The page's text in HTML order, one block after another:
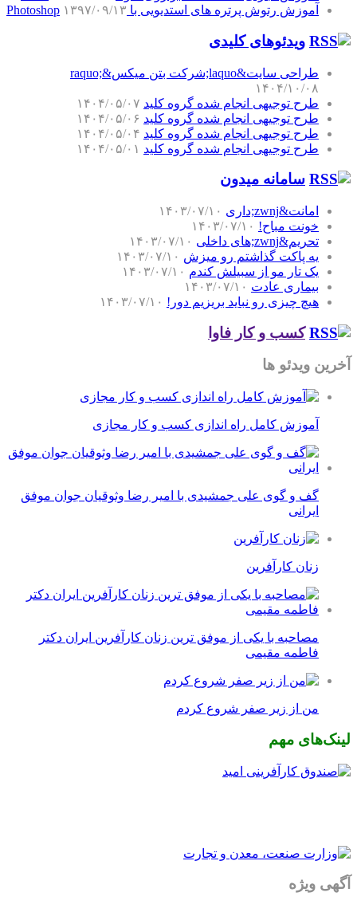
آموزش رتوش پرتره های استدیویی با Photoshop ۱۳۹۷/۰۹/۱۳
ویدئوهای کلیدی
طراحی سایت&laquo;شرکت بتن میکس&raquo;
۱۴۰۴/۱۰/۰۸
طرح توجیهی انجام شده گروه کلید ۱۴۰۴/۰۵/۰۷
طرح توجیهی انجام شده گروه کلید ۱۴۰۴/۰۵/۰۶
طرح توجیهی انجام شده گروه کلید ۱۴۰۴/۰۵/۰۴
طرح توجیهی انجام شده گروه کلید ۱۴۰۴/۰۵/۰۱
سامانه میدون
امانت&zwnj;داری
۱۴۰۳/۰۷/۱۰
خونت مباح! ۱۴۰۳/۰۷/۱۰
تحریم&zwnj;های داخلی
۱۴۰۳/۰۷/۱۰
یه پاکت گذاشتم رو میزش ۱۴۰۳/۰۷/۱۰
یک تار مو از سبیلش کندم ۱۴۰۳/۰۷/۱۰
بیماری عادت ۱۴۰۳/۰۷/۱۰
هیچ چیزی رو نباید بریزیم دور! ۱۴۰۳/۰۷/۱۰
کسب و کار فاوا
آخرین ویدئو ها
آموزش کامل راه اندازی کسب و کار مجازی
گف و گوی علی جمشیدی با امیر رضا وثوقیان جوان موفق
ایرانی
زنان کارآفرین
مصاحبه با یکی از موفق ترین زنان کارآفرین ایران دکتر
فاطمه مقیمی
من از زیر صفر شروع کردم
لینک‌های مهم
آگهی ویژه